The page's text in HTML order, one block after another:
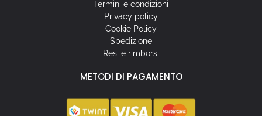
Termini e condizioni
Privacy policy
Cookie Policy
Spedizione
Resi e rimborsi
METODI DI PAGAMENTO